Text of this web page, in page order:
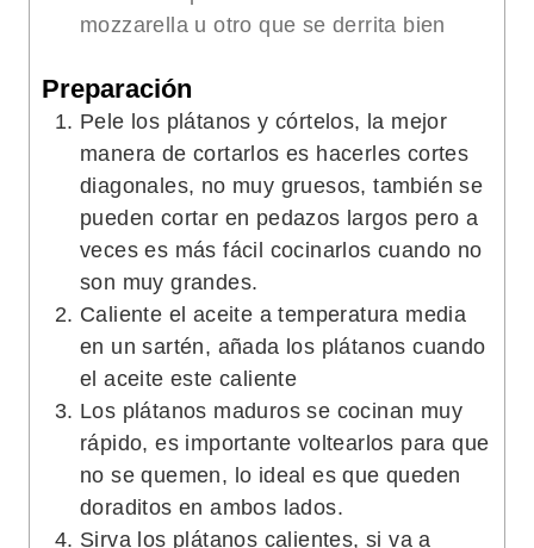
mozzarella u otro que se derrita bien
Preparación
Pele los plátanos y córtelos, la mejor
manera de cortarlos es hacerles cortes
diagonales, no muy gruesos, también se
pueden cortar en pedazos largos pero a
veces es más fácil cocinarlos cuando no
son muy grandes.
Caliente el aceite a temperatura media
en un sartén, añada los plátanos cuando
el aceite este caliente
Los plátanos maduros se cocinan muy
rápido, es importante voltearlos para que
no se quemen, lo ideal es que queden
doraditos en ambos lados.
Sirva los plátanos calientes, si va a